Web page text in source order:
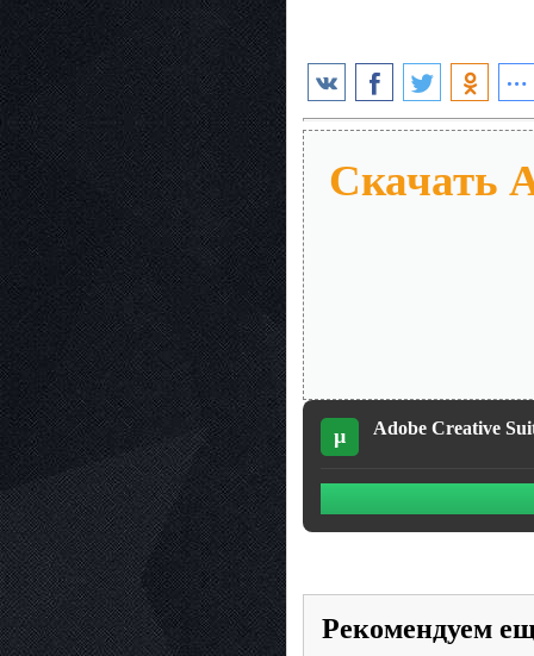
Скачать
µ Adobe Creative
Рекомендуем